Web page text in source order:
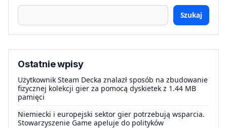
Szukaj
Ostatnie wpisy
Użytkownik Steam Decka znalazł sposób na zbudowanie
fizycznej kolekcji gier za pomocą dyskietek z 1.44 MB
pamięci
Niemiecki i europejski sektor gier potrzebują wsparcia.
Stowarzyszenie Game apeluje do polityków